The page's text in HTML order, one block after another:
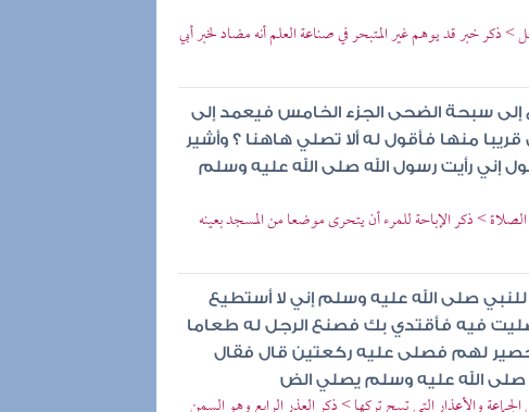
خبر قد يوهم غير المتبحر في صناعة العلم أنه مضاد لخبر أبي
إلى سبحة الضحى الجزء الخامس فيعمد إلى
منها فأقول له ألا تصلي هاهنا ؟ وأشير
إني رأيت رسول الله صلى الله عليه وسلم
> ذكر الإباحة للمرء أن يتحرى موضعا من المسجد بعينه
صلى الله عليه وسلم إني لا أستطيع
فيه فأقتدي بك فصنع الرجل له طعاما
لهم فصلى عليه ركعتين قال فقال
صلى الله عليه وسلم يصلي الض